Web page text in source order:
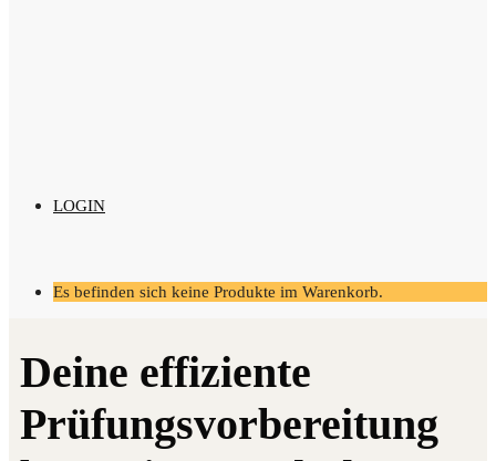
LOGIN
Es befinden sich keine Produkte im Warenkorb.